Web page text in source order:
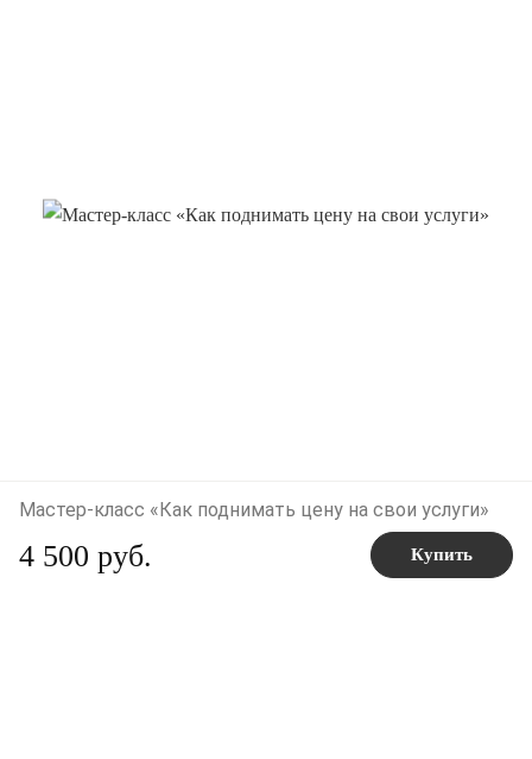
Мастер-класс «Как поднимать цену на свои услуги»
4 500 руб. Купить